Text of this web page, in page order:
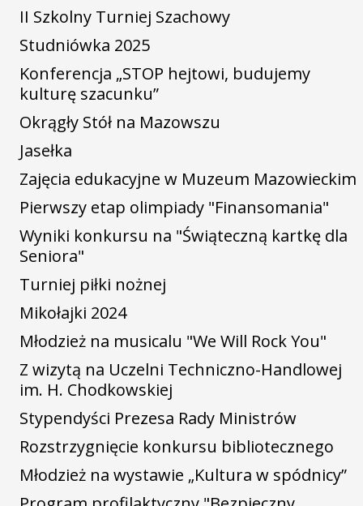
II Szkolny Turniej Szachowy
Studniówka 2025
Konferencja „STOP hejtowi, budujemy
kulturę szacunku”
Okrągły Stół na Mazowszu
Jasełka
Zajęcia edukacyjne w Muzeum Mazowieckim
Pierwszy etap olimpiady "Finansomania"
Wyniki konkursu na "Świąteczną kartkę dla
Seniora"
Turniej piłki nożnej
Mikołajki 2024
Młodzież na musicalu "We Will Rock You"
Z wizytą na Uczelni Techniczno-Handlowej
im. H. Chodkowskiej
Stypendyści Prezesa Rady Ministrów
Rozstrzygnięcie konkursu bibliotecznego
Młodzież na wystawie „Kultura w spódnicy”